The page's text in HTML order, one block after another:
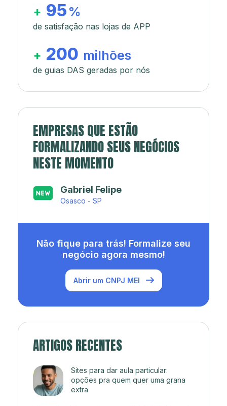
+ 95 %
de satisfação nas lojas de APP
+ 200 milhões
de guias DAS geradas por nós
EMPRESAS QUE ESTÃO
FORMALIZANDO SEUS NEGÓCIOS
NESTE MOMENTO
Japa’s açaí e sorveteria
Rio de Janeiro - RJ
Não fique para trás! Formalize seu
negócio agora mesmo!
Abrir um CNPJ MEI
ARTIGOS RECENTES
Sites para dar aula particular:
opções pra quem quer uma grana
extra